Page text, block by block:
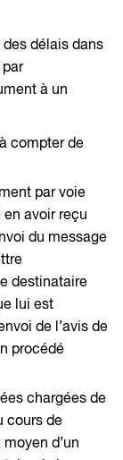
délais dans
par
à un
compter de
par voie
avoir reçu
du message
destinataire
lui est
de l’avis de
procédé
chargées de
cours de
d’un